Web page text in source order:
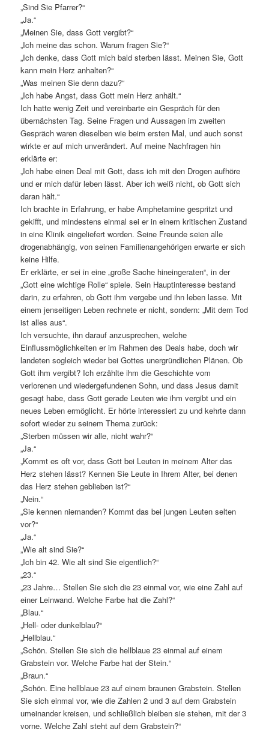
„Sind Sie Pfarrer?“
„Ja.“
„Meinen Sie, dass Gott vergibt?“
„Ich meine das schon. Warum fragen Sie?“
„Ich denke, dass Gott mich bald sterben lässt. Meinen Sie, Gott
kann mein Herz anhalten?“
„Was meinen Sie denn dazu?“
„Ich habe Angst, dass Gott mein Herz anhält.“
Ich hatte wenig Zeit und vereinbarte ein Gespräch für den
übernächsten Tag. Seine Fragen und Aussagen im zweiten
Gespräch waren dieselben wie beim ersten Mal, und auch sonst
wirkte er auf mich unverändert. Auf meine Nachfragen hin
erklärte er:
„Ich habe einen Deal mit Gott, dass ich mit den Drogen aufhöre
und er mich dafür leben lässt. Aber ich weiß nicht, ob Gott sich
daran hält.“
Ich brachte in Erfahrung, er habe Amphetamine gespritzt und
gekifft, und mindestens einmal sei er in einem kritischen Zustand
in eine Klinik eingeliefert worden. Seine Freunde seien alle
drogenabhängig, von seinen Familienangehörigen erwarte er sich
keine Hilfe.
Er erklärte, er sei in eine „große Sache hineingeraten“, in der
„Gott eine wichtige Rolle“ spiele. Sein Hauptinteresse bestand
darin, zu erfahren, ob Gott ihm vergebe und ihn leben lasse. Mit
einem jenseitigen Leben rechnete er nicht, sondern: „Mit dem Tod
ist alles aus“.
Ich versuchte, ihn darauf anzusprechen, welche
Einflussmöglichkeiten er im Rahmen des Deals habe, doch wir
landeten sogleich wieder bei Gottes unergründlichen Plänen. Ob
Gott ihm vergibt? Ich erzählte ihm die Geschichte vom
verlorenen und wiedergefundenen Sohn, und dass Jesus damit
gesagt habe, dass Gott gerade Leuten wie ihm vergibt und ein
neues Leben ermöglicht. Er hörte interessiert zu und kehrte dann
sofort wieder zu seinem Thema zurück:
„Sterben müssen wir alle, nicht wahr?“
„Ja.“
„Kommt es oft vor, dass Gott bei Leuten in meinem Alter das
Herz stehen lässt? Kennen Sie Leute in Ihrem Alter, bei denen
das Herz stehen geblieben ist?“
„Nein.“
„Sie kennen niemanden? Kommt das bei jungen Leuten selten
vor?“
„Ja.“
„Wie alt sind Sie?“
„Ich bin 42. Wie alt sind Sie eigentlich?“
„23.“
„23 Jahre… Stellen Sie sich die 23 einmal vor, wie eine Zahl auf
einer Leinwand. Welche Farbe hat die Zahl?“
„Blau.“
„Hell- oder dunkelblau?“
„Hellblau.“
„Schön. Stellen Sie sich die hellblaue 23 einmal auf einem
Grabstein vor. Welche Farbe hat der Stein.“
„Braun.“
„Schön. Eine hellblaue 23 auf einem braunen Grabstein. Stellen
Sie sich einmal vor, wie die Zahlen 2 und 3 auf dem Grabstein
umeinander kreisen, und schließlich bleiben sie stehen, mit der 3
vorne. Welche Zahl steht auf dem Grabstein?“